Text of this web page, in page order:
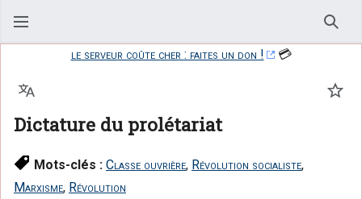
le serveur coûte cher : faites un don !
💳
Dictature du prolétariat
Langue
Mots-clés : Classe ouvrière, Révolution socialiste,
Marxisme, Révolution